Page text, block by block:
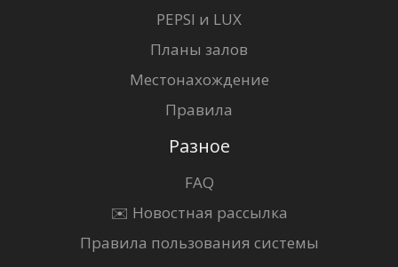
PEPSI и LUX
Планы залов
Местонахождение
Правила
Разное
FAQ
✉️ Новостная рассылка
Правила пользования системы